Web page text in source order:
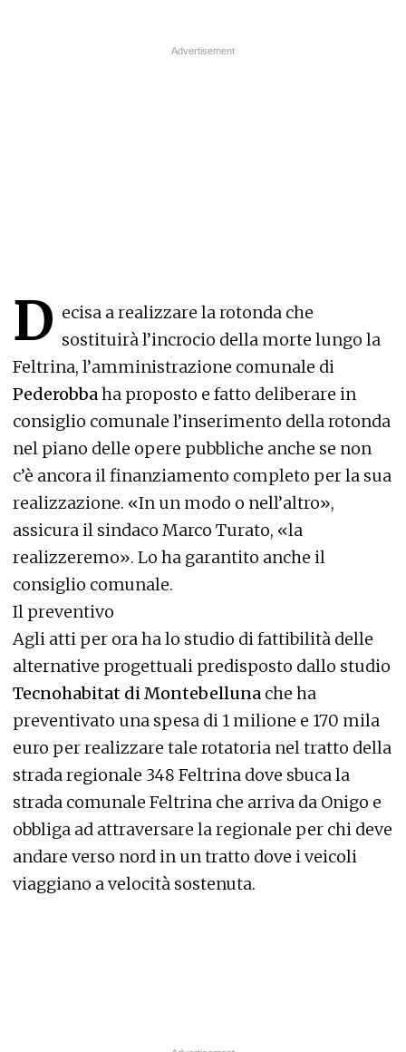
D ecisa a realizzare la rotonda che
sostituirà l’incrocio della morte lungo la
Feltrina, l’amministrazione comunale di
Pederobbaha proposto e fatto deliberare in
consiglio comunale l’inserimento della rotonda
nel piano delle opere pubbliche anche se non
c’è ancora il finanziamento completo per la sua
realizzazione. «In un modo o nell’altro»,
assicura il sindaco Marco Turato, «la
realizzeremo». Lo ha garantito anche il
consiglio comunale.
Il preventivo
Agli atti per ora ha lo studio di fattibilità delle
alternative progettuali predisposto dallo studio
Tecnohabitat di Montebelluna che ha
preventivato una spesa di 1 milione e 170 mila
euro per realizzare tale rotatoria nel tratto della
strada regionale 348 Feltrina dove sbuca la
strada comunale Feltrina che arriva da Onigo e
obbliga ad attraversare la regionale per chi deve
andare verso nord in un tratto dove i veicoli
viaggiano a velocità sostenuta.